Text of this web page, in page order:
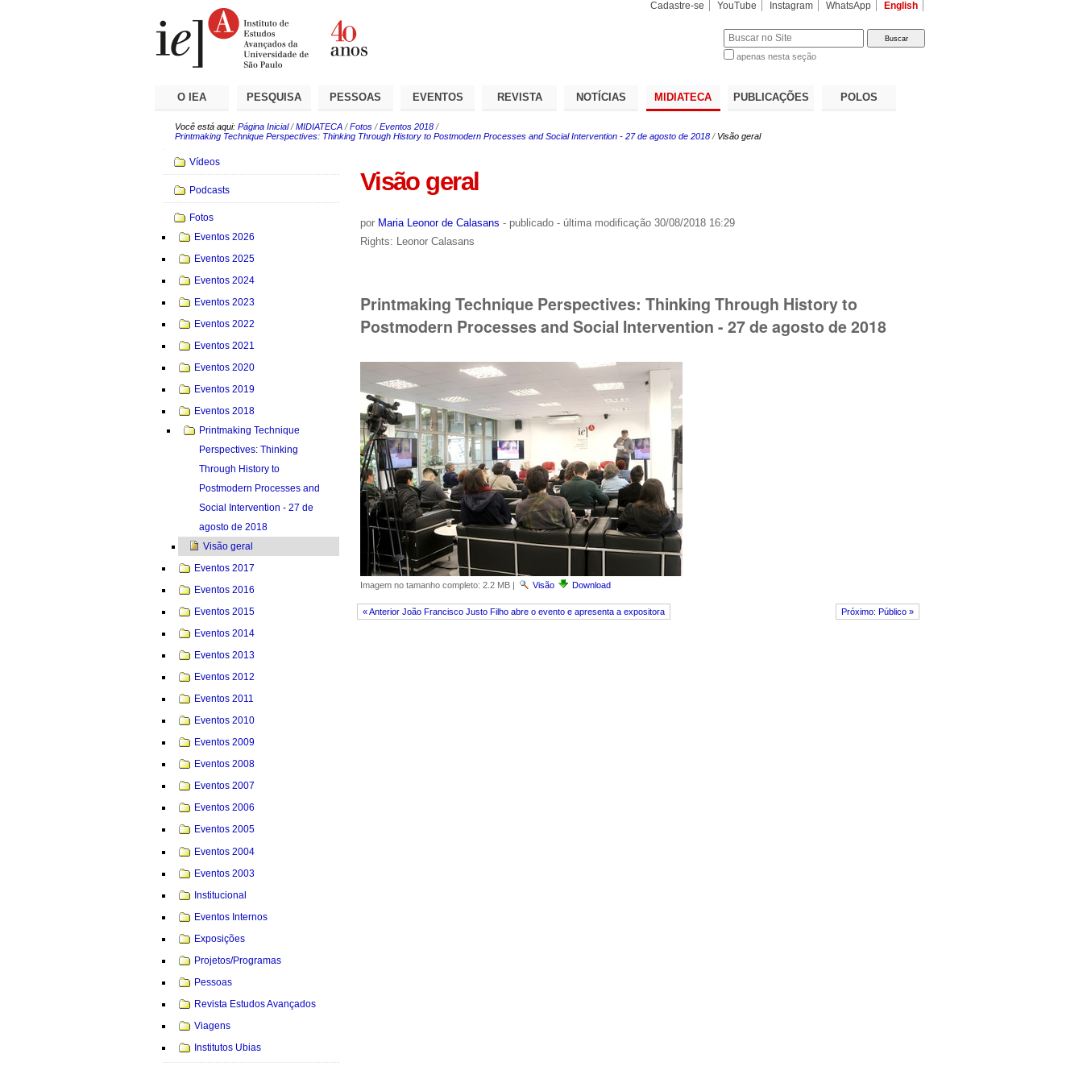
Cadastre-se YouTube Instagram WhatsApp English
apenas nesta seção
O IEA PESQUISA PESSOAS EVENTOS REVISTA NOTÍCIAS MIDIATECA PUBLICAÇÕES POLOS
Você está aqui: Página Inicial /MIDIATECA /Fotos /Eventos 2018 /
Printmaking Technique Perspectives: Thinking Through History to Postmodern Processes and Social Intervention - 27 de agosto de 2018 / Visão geral
Visão geral
por Maria Leonor de Calasans - publicado - última modificação30/08/2018 16:29
Rights: Leonor Calasans
Printmaking Technique Perspectives: Thinking Through History to
Postmodern Processes and Social Intervention - 27 de agosto de 2018
Imagem no tamanho completo: 2.2 MB| Visão Download
« Anterior João Francisco Justo Filho abre o evento e apresenta a expositora Próximo: Público »
Navegação
Vídeos
Podcasts
Fotos
Eventos 2026
Eventos 2025
Eventos 2024
Eventos 2023
Eventos 2022
Eventos 2021
Eventos 2020
Eventos 2019
Eventos 2018
Printmaking Technique
Perspectives: Thinking
Through History to
Postmodern Processes and
Social Intervention - 27 de
agosto de 2018
Visão geral
Eventos 2017
Eventos 2016
Eventos 2015
Eventos 2014
Eventos 2013
Eventos 2012
Eventos 2011
Eventos 2010
Eventos 2009
Eventos 2008
Eventos 2007
Eventos 2006
Eventos 2005
Eventos 2004
Eventos 2003
Institucional
Eventos Internos
Exposições
Projetos/Programas
Pessoas
Revista Estudos Avançados
Viagens
Institutos Ubias